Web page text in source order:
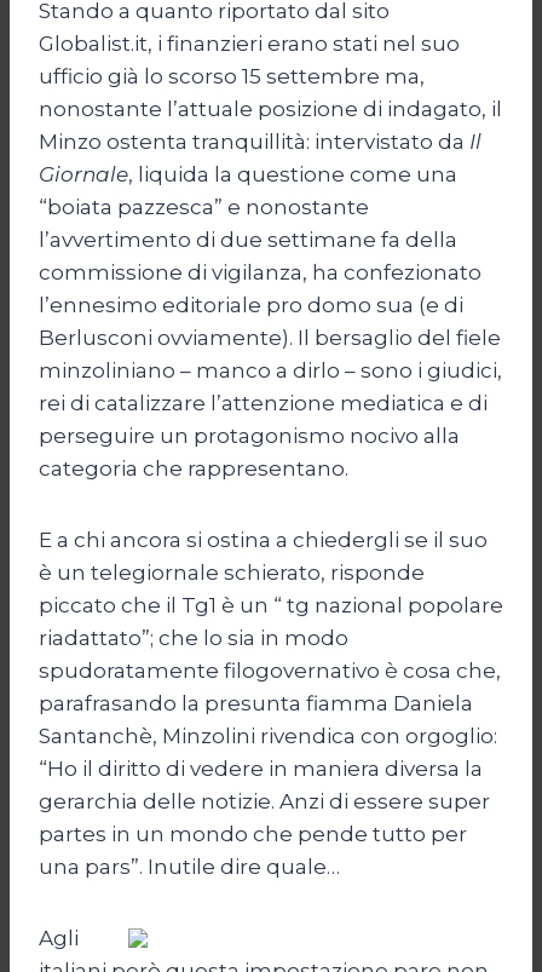
Stando a quanto riportato dal sito
Globalist.it, i finanzieri erano stati nel suo
ufficio già lo scorso 15 settembre ma,
nonostante l’attuale posizione di indagato, il
Minzo ostenta tranquillità: intervistato da Il
Giornale, liquida la questione come una
“boiata pazzesca” e nonostante
l’avvertimento di due settimane fa della
commissione di vigilanza, ha confezionato
l’ennesimo editoriale pro domo sua (e di
Berlusconi ovviamente). Il bersaglio del fiele
minzoliniano – manco a dirlo – sono i giudici,
rei di catalizzare l’attenzione mediatica e di
perseguire un protagonismo nocivo alla
categoria che rappresentano.
E a chi ancora si ostina a chiedergli se il suo
è un telegiornale schierato, risponde
piccato che il Tg1 è un “ tg nazional popolare
riadattato”; che lo sia in modo
spudoratamente filogovernativo è cosa che,
parafrasando la presunta fiamma Daniela
Santanchè, Minzolini rivendica con orgoglio:
“Ho il diritto di vedere in maniera diversa la
gerarchia delle notizie. Anzi di essere super
partes in un mondo che pende tutto per
una pars”. Inutile dire quale…
Agli